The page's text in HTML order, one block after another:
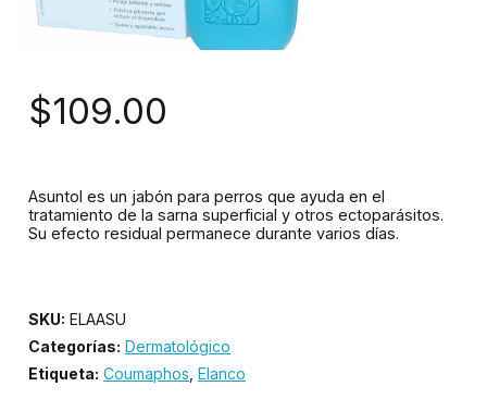
$109.00
Asuntol es un jabón para perros que ayuda en el
tratamiento de la sarna superficial y otros ectoparásitos.
Su efecto residual permanece durante varios días.
SKU: ELAASU
Categorías: Dermatológico
Etiqueta: Coumaphos Elanco